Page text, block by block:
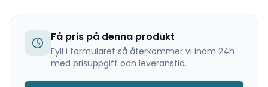
Få pris på denna produkt
Fyll i formuläret så återkommer vi inom 24h
med prisuppgift och leveranstid.